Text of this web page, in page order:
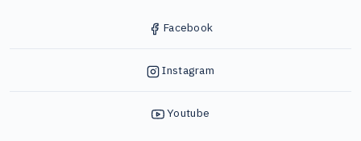
Facebook
Instagram
Youtube